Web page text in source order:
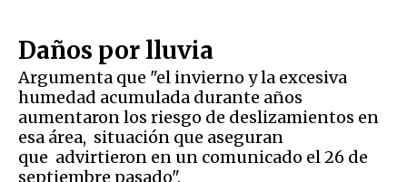
Daños por lluvia
Argumenta que "el invierno y la excesiva
humedad acumulada durante años
aumentaron los riesgo de deslizamientos en
esa área, situación que aseguran
que advirtieron en un comunicado el 26 de
septiembre pasado".